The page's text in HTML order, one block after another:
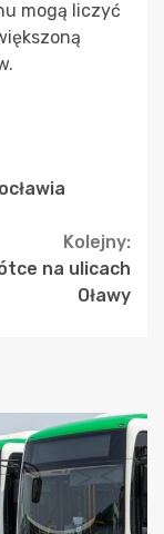
mogą liczyć
Kolejny:
na ulicach
Oławy